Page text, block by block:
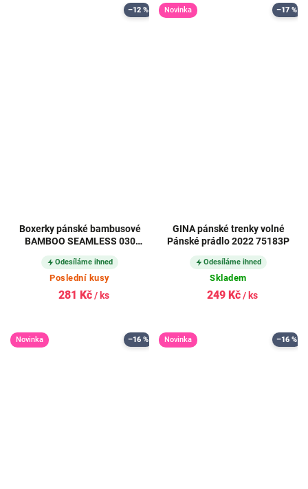
–12 %
Boxerky pánské bambusové
BAMBOO SEAMLESS 030
bezešvé NAVY (tmavě modré)
Odesíláme ihned
Poslední kusy
281 Kč/ ks
Novinka –17 %
GINA pánské trenky volné
Pánské prádlo 2022 75183P
Odesíláme ihned
Skladem
249 Kč/ ks
Novinka –16 % Novinka –16 %